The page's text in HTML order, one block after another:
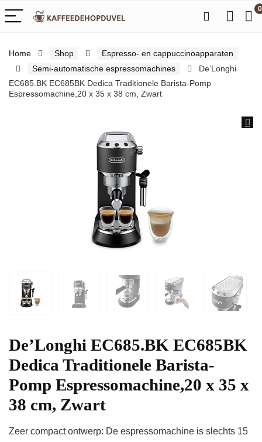
0
Home Shop
Espresso- en cappuccinoapparaten
Semi-automatische espressomachines
De’Longhi
EC685.BK EC685BK Dedica Traditionele Barista-Pomp
Espressomachine,20 x 35 x 38 cm, Zwart
De’Longhi EC685.BK EC685BK
Dedica Traditionele Barista-
Pomp Espressomachine,20 x 35 x
38 cm, Zwart
Zeer compact ontwerp: De espressomachine is slechts 15